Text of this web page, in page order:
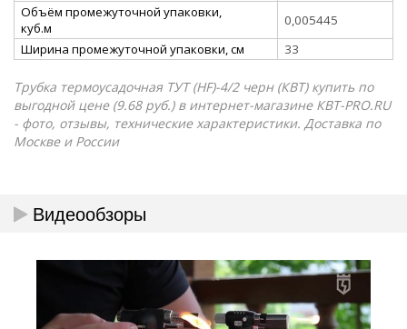
Объём промежуточной упаковки,
куб.м
0,005445
Ширина промежуточной упаковки, см
33
Трубка термоусадочная ТУТ (HF)-4/2 черн (КВТ) купить по
выгодной цене (9.68 руб.) в интернет-магазине КВТ-PRO.RU
- фото, отзывы, технические характеристики. Доставка по
Москве и России
Видеообзоры